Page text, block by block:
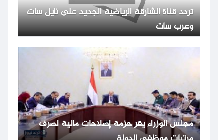
تردد قناة الشارقة الرياضية الجديد على نايل سات
وعرب سات
مجلس الوزراء يقر حزمة إصلاحات مالية لصرف